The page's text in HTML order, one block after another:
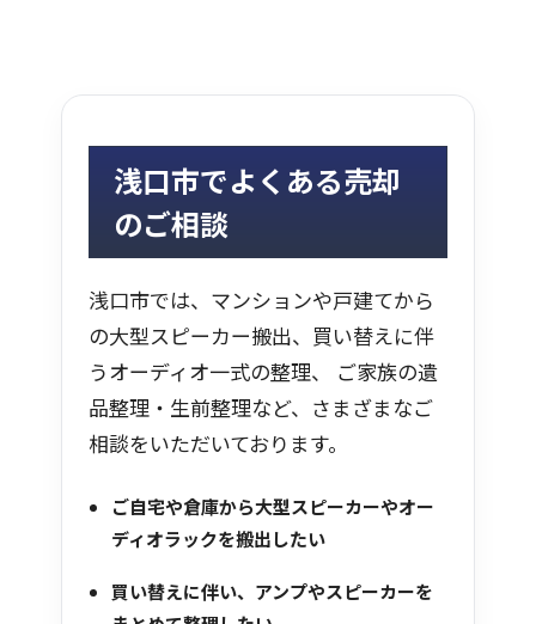
浅口市でよくある売却
のご相談
浅口市では、マンションや戸建てから
の大型スピーカー搬出、買い替えに伴
うオーディオ一式の整理、 ご家族の遺
品整理・生前整理など、さまざまなご
相談をいただいております。
ご自宅や倉庫から大型スピーカーやオー
ディオラックを搬出したい
買い替えに伴い、アンプやスピーカーを